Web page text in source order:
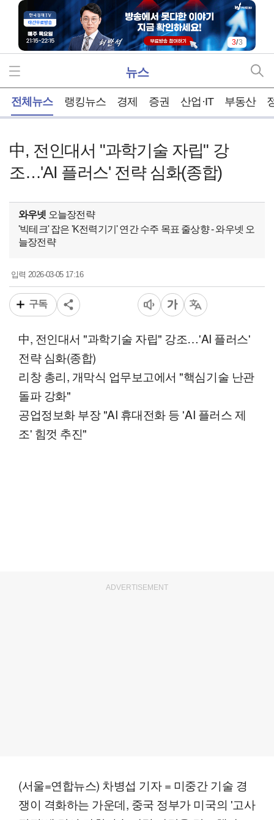
3/3
뉴스
전체뉴스 랭킹뉴스 경제 증권 산업·IT 부동산
中, 전인대서 "과학기술 자립" 강
조…'AI 플러스' 전략 심화(종합)
와우넷 오늘장전략
'빅테크' 잡은 'K전력기기' 연간 수주 목표 줄상향 - 와우넷 오
늘장전략
입력 2026-03-05 17:16
구독
中, 전인대서 "과학기술 자립" 강조…'AI 플러스'
전략 심화(종합)
리창 총리, 개막식 업무보고에서 "핵심기술 난관
돌파 강화"
공업정보화 부장 "AI 휴대전화 등 'AI 플러스 제
조' 힘껏 추진"
ADVERTISEMENT
(서울=연합뉴스) 차병섭 기자 = 미중간 기술 경
쟁이 격화하는 가운데, 중국 정부가 미국의 '고사